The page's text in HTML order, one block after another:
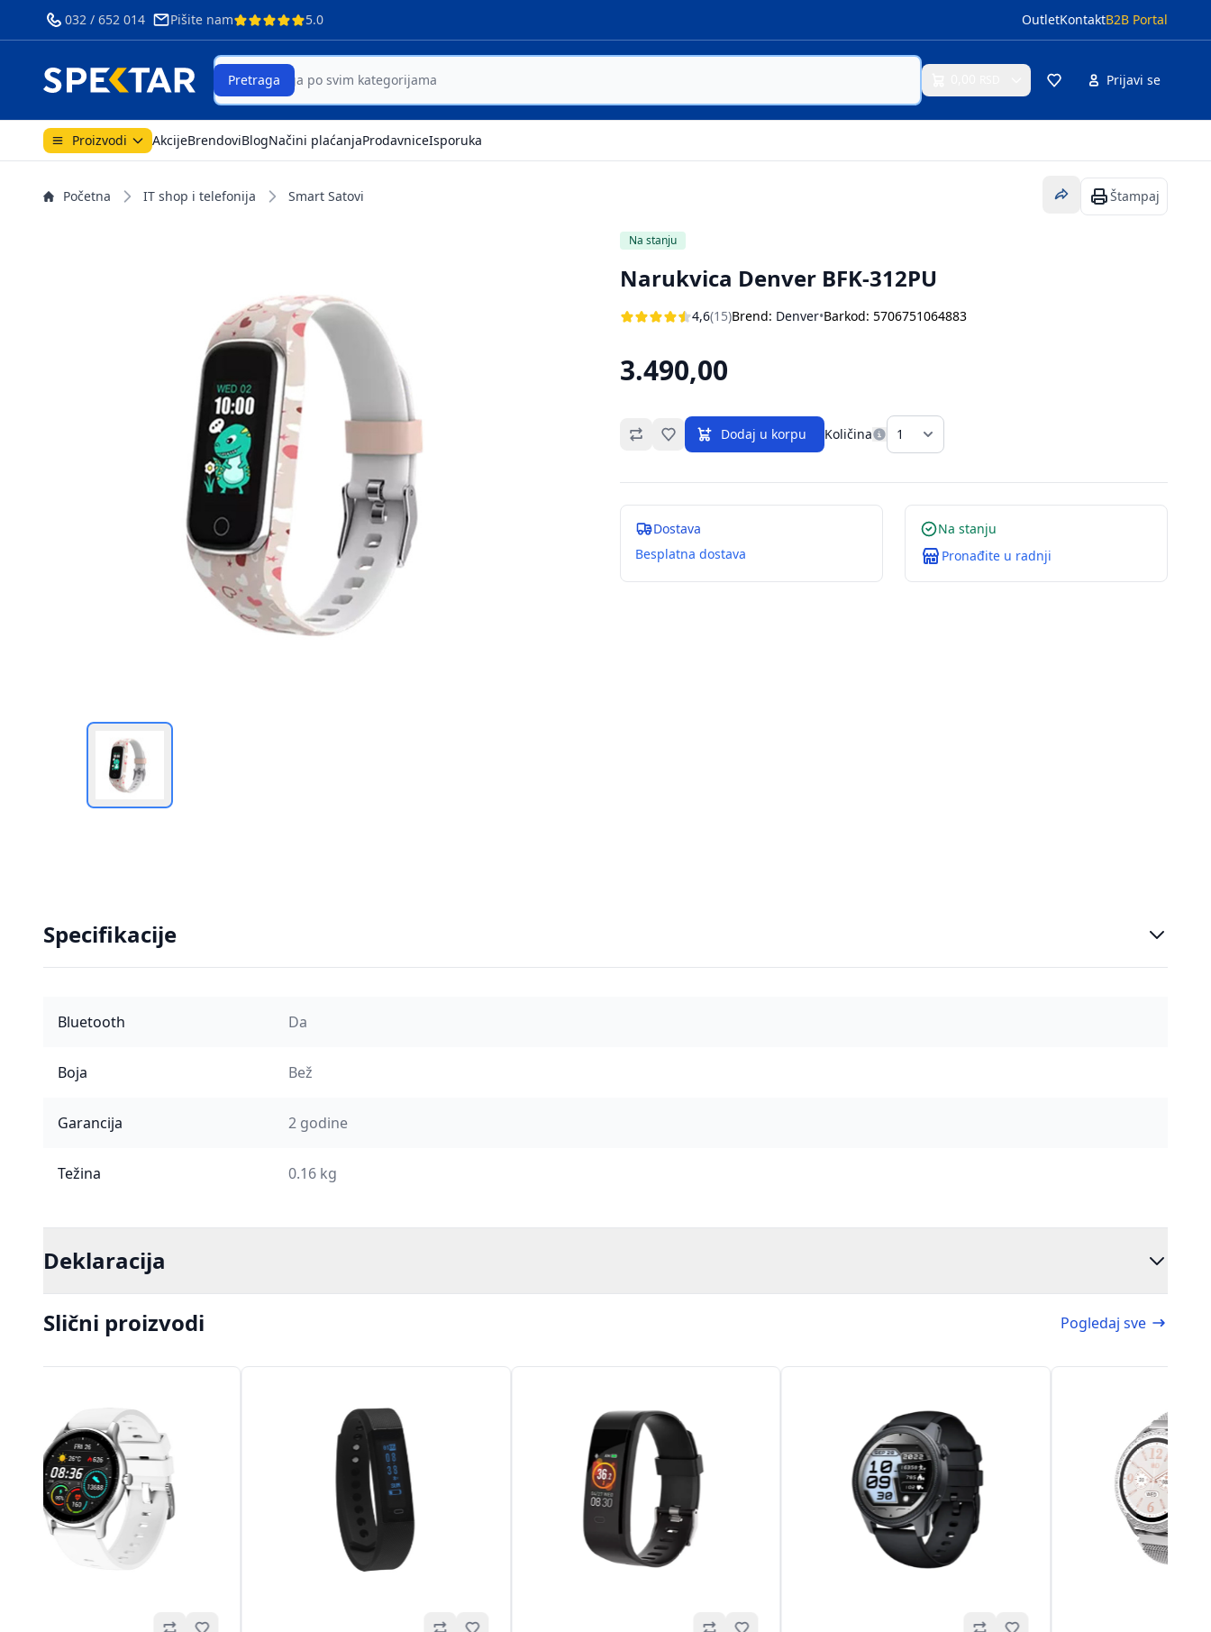
032 / 652 014 Pišite nam 5.0 OutletKontaktB2B Portal
Prijavi se
Search
Pretraga
Proizvodi AkcijeBrendoviBlogNačini plaćanjaProdavniceIsporuka
Početna IT shop i telefonija Smart Satovi Štampaj
Na stanju
Narukvica Denver BFK-312PU
4,6(15)Brend: Denver•Barkod: 5706751064883
3.490,00
OmiljenoDodaj u korpu Količina
Dostava
Besplatna dostava
Na stanju
Pronađite u radnji
Specifikacije
Bluetooth Da
Boja Bež
Garancija 2 godine
Težina 0.16 kg
Deklaracija
Slični proizvodi Pogledaj sve